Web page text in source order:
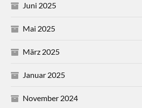
Juni 2025
Mai 2025
März 2025
Januar 2025
November 2024